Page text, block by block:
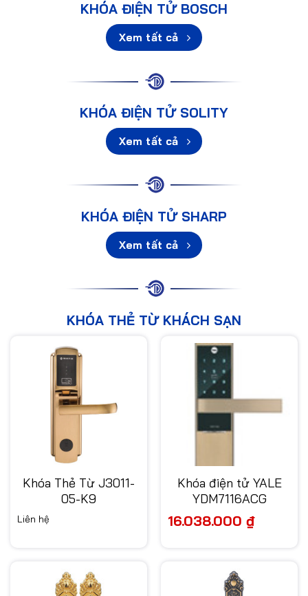
KHÓA ĐIỆN TỬ BOSCH
Xem tất cả
KHÓA ĐIỆN TỬ SOLITY
Xem tất cả
KHÓA ĐIỆN TỬ SHARP
Xem tất cả
KHÓA THẺ TỪ KHÁCH SẠN
Khóa Thẻ Từ J3011-
05-K9
Liên hệ
Khóa điện tử YALE
YDM7116ACG
16.038.000 ₫